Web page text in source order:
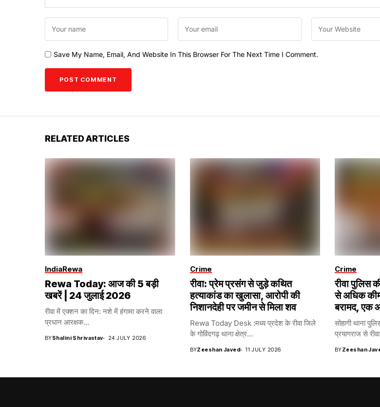
Save My Name, Email, And Website In This Browser For The Next Time I Comment.
RELATED ARTICLES
IndiaRewa
Rewa Today: आज की 5 बड़ी
खबरें | 24 जुलाई 2026
रीवा में एक्शन का दिन: नशे में हंगामा करने वाला
प्रधान आरक्षक...
BYShalini Shrivastav 24 JULY 2026
Crime
रीवा: प्रेम प्रसंग से जुड़े कथित
हत्याकांड का खुलासा, आरोपी की
निशानदेही पर जमीन से मिला शव
Rewa Today Desk :मध्य प्रदेश के रीवा जिले
के गोविंदगढ़ थाना क्षेत्र...
BYZeeshan Javed 11 JULY 2026
Crime
रीवा पुलिस
से अधिक
बरामद, एक
सोहागी थाना
प्रयागराज से
BYZeeshan